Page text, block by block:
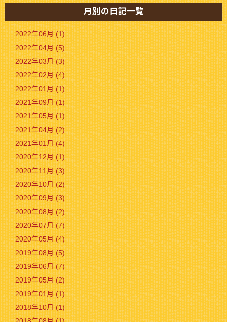
月別の日記一覧
2022年06月 (1)
2022年04月 (5)
2022年03月 (3)
2022年02月 (4)
2022年01月 (1)
2021年09月 (1)
2021年05月 (1)
2021年04月 (2)
2021年01月 (4)
2020年12月 (1)
2020年11月 (3)
2020年10月 (2)
2020年09月 (3)
2020年08月 (2)
2020年07月 (7)
2020年05月 (4)
2019年08月 (5)
2019年06月 (7)
2019年05月 (2)
2019年01月 (1)
2018年10月 (1)